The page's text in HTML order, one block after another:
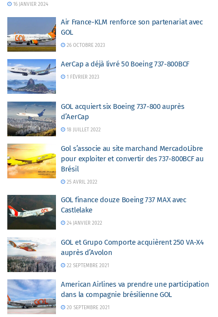
16 JANVIER 2024
Air France-KLM renforce son partenariat avec
GOL
26 OCTOBRE 2023
AerCap a déjà livré 50 Boeing 737-800BCF
1 FÉVRIER 2023
GOL acquiert six Boeing 737-800 auprès
d’AerCap
18 JUILLET 2022
Gol s’associe au site marchand MercadoLibre
pour exploiter et convertir des 737-800BCF au
Brésil
25 AVRIL 2022
GOL finance douze Boeing 737 MAX avec
Castlelake
24 JANVIER 2022
GOL et Grupo Comporte acquièrent 250 VA-X4
auprès d’Avolon
22 SEPTEMBRE 2021
American Airlines va prendre une participation
dans la compagnie brésilienne GOL
20 SEPTEMBRE 2021